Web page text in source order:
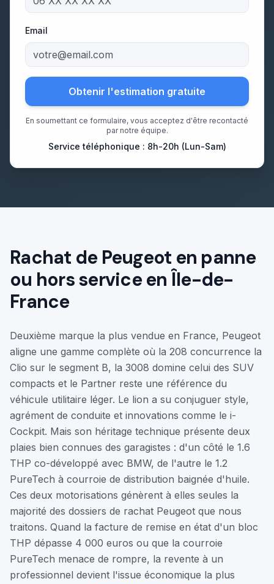
Email
Obtenir l'estimation gratuite
En soumettant ce formulaire, vous acceptez d'être recontacté
par notre équipe.
Service téléphonique : 8h-20h (Lun-Sam)
Rachat de Peugeot en panne
ou hors service en Île-de-
France
Deuxième marque la plus vendue en France, Peugeot
aligne une gamme complète où la 208 concurrence la
Clio sur le segment B, la 3008 domine celui des SUV
compacts et le Partner reste une référence du
véhicule utilitaire léger. Le lion a su conjuguer style,
agrément de conduite et innovations comme le i-
Cockpit. Mais son héritage technique présente deux
plaies bien connues des garagistes : d'un côté le 1.6
THP co-développé avec BMW, de l'autre le 1.2
PureTech à courroie de distribution baignée d'huile.
Ces deux motorisations génèrent à elles seules la
majorité des dossiers de rachat Peugeot que nous
traitons. Quand la facture de remise en état d'un bloc
THP dépasse 4 000 euros ou que la courroie
PureTech menace de rompre, la revente à un
professionnel devient l'issue économique la plus